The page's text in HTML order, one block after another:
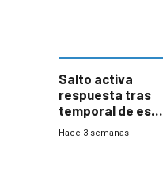
Salto activa
respuesta tras
temporal de este
sábado con
Hace 3 semanas